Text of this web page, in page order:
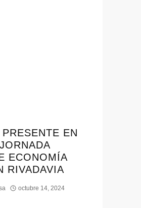
EN
ECONOMÍA
RIVADAVIA
octubre 14, 2024